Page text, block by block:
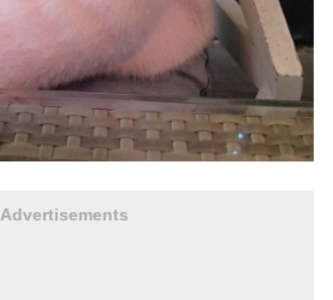
Advertisements